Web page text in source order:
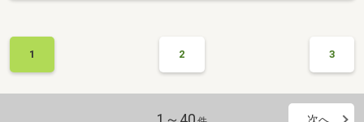
1 2 3